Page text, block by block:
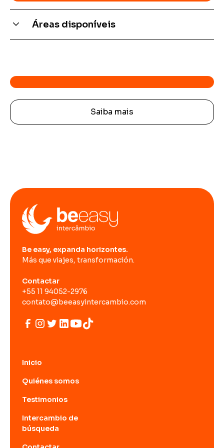
Áreas disponíveis
Saiba mais
Be easy, expanda horizontes.
Más que viajes, transformación.
Contactar
+55 11 94052-2976
contato@beeasyintercambio.com
Inicio
Quiénes somos
Testimonios
Intercambio de
búsqueda